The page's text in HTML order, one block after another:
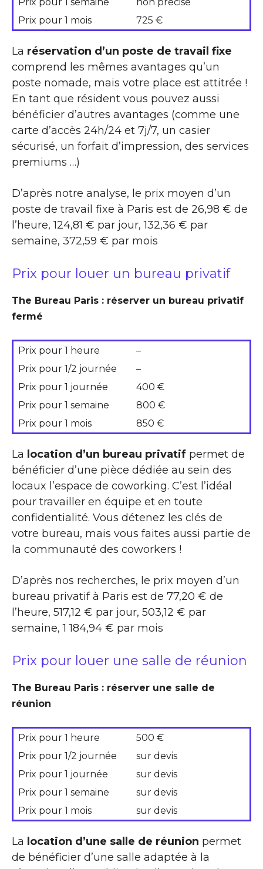
Prix pour 1 mois
725 €
La réservation d’un poste de travail fixe
comprend les mêmes avantages qu’un
poste nomade, mais votre place est attitrée !
En tant que résident vous pouvez aussi
bénéficier d’autres avantages (comme une
carte d’accès 24h/24 et 7j/7, un casier
sécurisé, un forfait d’impression, des services
premiums …)
D’après notre analyse, le prix moyen d’un
poste de travail fixe à Paris est de 26,98 € de
l’heure, 124,81 € par jour, 132,36 € par
semaine, 372,59 € par mois
Prix pour louer un bureau privatif
The Bureau Paris : réserver un bureau privatif
fermé
Prix pour 1 heure
–
Prix pour 1/2 journée
–
Prix pour 1 journée
400 €
Prix pour 1 semaine
800 €
Prix pour 1 mois
850 €
La location d’un bureau privatif permet de
bénéficier d’une pièce dédiée au sein des
locaux l’espace de coworking. C’est l’idéal
pour travailler en équipe et en toute
confidentialité. Vous détenez les clés de
votre bureau, mais vous faites aussi partie de
la communauté des coworkers !
D’après nos recherches, le prix moyen d’un
bureau privatif à Paris est de 77,20 € de
l’heure, 517,12 € par jour, 503,12 € par
semaine, 1 184,94 € par mois
Prix pour louer une salle de réunion
The Bureau Paris : réserver une salle de
réunion
Prix pour 1 heure
500 €
Prix pour 1/2 journée
sur devis
Prix pour 1 journée
sur devis
Prix pour 1 semaine
sur devis
Prix pour 1 mois
sur devis
La location d’une salle de réunion permet
de bénéficier d’une salle adaptée à la